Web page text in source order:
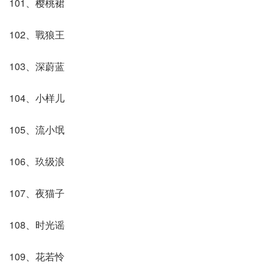
102、戰狼王
103、深蔚蓝
104、小样儿
105、流小氓
106、玖级浪
107、夜猫子
108、时光谣
109、花若怜